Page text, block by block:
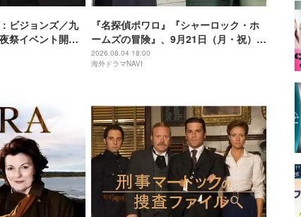
ビジョンズ／九
祭イベント開
壱馬らが愛を語
『名探偵ポワロ』『シャーロック・ホ
ームズの冒険』、9月21日（月・祝）よ
り一挙放送
2026.08.04 18:00
海外ドラマNAVI